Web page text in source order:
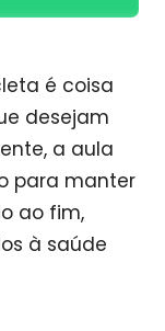
é coisa
desejam
a aula
para manter
ao fim,
à saúde